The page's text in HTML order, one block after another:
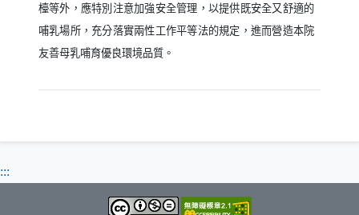
檯等外，應特別注意加強安全管理，以提供既安全又舒適的
哺乳場所，充分落實兩性工作平等法的規定，進而營造本院
友善母乳哺育優良環境品質。
:::